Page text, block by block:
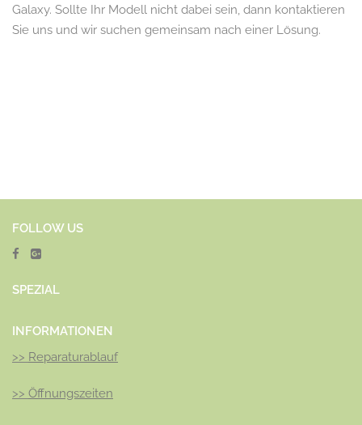
Galaxy. Sollte Ihr Modell nicht dabei sein, dann kontaktieren
Sie uns und wir suchen gemeinsam nach einer Lösung.
FOLLOW US
SPEZIAL
INFORMATIONEN
>> Reparaturablauf
>> Öffnungszeiten